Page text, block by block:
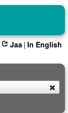
Jaa | In English